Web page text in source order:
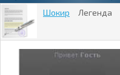
Шокир Легенда